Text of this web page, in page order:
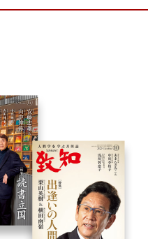
消防士」
た医学の心得」
高のおもてなし」
へ」
お手紙
ュース